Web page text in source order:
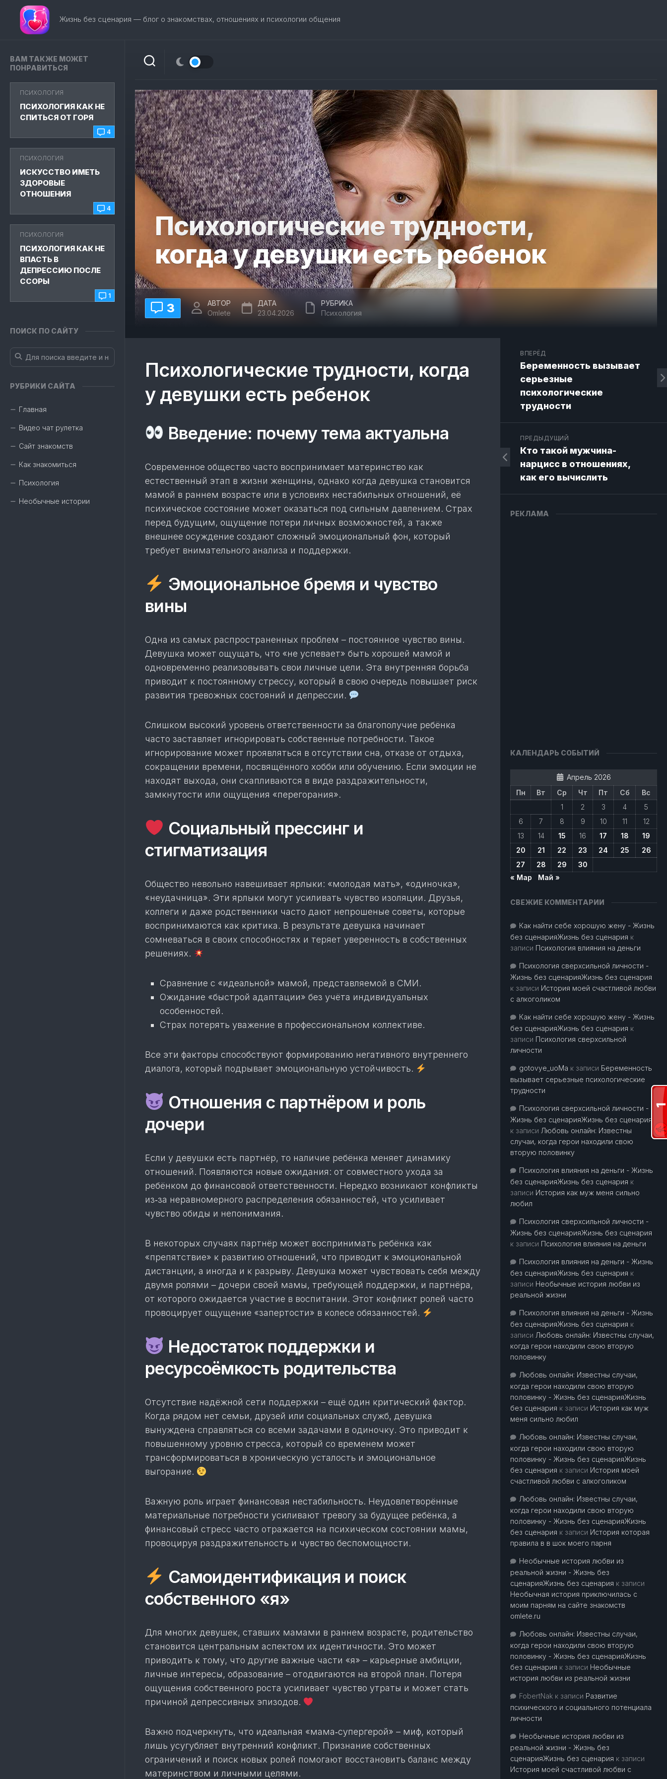
Перейти
содержанию
Жизнь без сценария — блог о знакомствах, отношениях и психологии общения
ВАМ ТАКЖЕ МОЖЕТ
ПОНРАВИТЬСЯ
4
ПСИХОЛОГИЯ
ПСИХОЛОГИЯ КАК НЕ
СПИТЬСЯ ОТ ГОРЯ
4
ПСИХОЛОГИЯ
ИСКУССТВО ИМЕТЬ
ЗДОРОВЫЕ
ОТНОШЕНИЯ
1
ПСИХОЛОГИЯ
ПСИХОЛОГИЯ КАК НЕ
ВПАСТЬ В
ДЕПРЕССИЮ ПОСЛЕ
ССОРЫ
ПОИСК ПО САЙТУ
РУБРИКИ САЙТА
Главная
Видео чат рулетка
Сайт знакомств
Как знакомиться
Психология
Необычные истории
Психологические трудности,
когда у девушки есть ребенок
3
АВТОР
Omlete
ДАТА
23.04.2026
РУБРИКА
Психология
Психологические трудности, когда
у девушки есть ребенок
Введение: почему тема актуальна
Современное общество часто воспринимает материнство как
естественный этап в жизни женщины, однако когда девушка становится
мамой в раннем возрасте или в условиях нестабильных отношений, её
психическое состояние может оказаться под сильным давлением. Страх
перед будущим, ощущение потери личных возможностей, а также
внешнее осуждение создают сложный эмоциональный фон, который
требует внимательного анализа и поддержки.
Эмоциональное бремя и чувство
вины
Одна из самых распространенных проблем – постоянное чувство вины.
Девушка может ощущать, что «не успевает» быть хорошей мамой и
одновременно реализовывать свои личные цели. Эта внутренняя борьба
приводит к постоянному стрессу, который в свою очередь повышает риск
развития тревожных состояний и депрессии.
Слишком высокий уровень ответственности за благополучие ребёнка
часто заставляет игнорировать собственные потребности. Такое
игнорирование может проявляться в отсутствии сна, отказе от отдыха,
сокращении времени, посвящённого хобби или обучению. Если эмоции не
находят выхода, они скапливаются в виде раздражительности,
замкнутости или ощущения «перегорания».
Социальный прессинг и
стигматизация
Общество невольно навешивает ярлыки: «молодая мать», «одиночка»,
«неудачница». Эти ярлыки могут усиливать чувство изоляции. Друзья,
коллеги и даже родственники часто дают непрошеные советы, которые
воспринимаются как критика. В результате девушка начинает
сомневаться в своих способностях и теряет уверенность в собственных
решениях.
Сравнение с «идеальной» мамой, представляемой в СМИ.
Ожидание «быстрой адаптации» без учёта индивидуальных
особенностей.
Страх потерять уважение в профессиональном коллективе.
Все эти факторы способствуют формированию негативного внутреннего
диалога, который подрывает эмоциональную устойчивость.
Отношения с партнёром и роль
дочери
Если у девушки есть партнёр, то наличие ребёнка меняет динамику
отношений. Появляются новые ожидания: от совместного ухода за
ребёнком до финансовой ответственности. Нередко возникают конфликты
из‑за неравномерного распределения обязанностей, что усиливает
чувство обиды и непонимания.
В некоторых случаях партнёр может воспринимать ребёнка как
«препятствие» к развитию отношений, что приводит к эмоциональной
дистанции, а иногда и к разрыву. Девушка может чувствовать себя между
двумя ролями – дочери своей мамы, требующей поддержки, и партнёра,
от которого ожидается участие в воспитании. Этот конфликт ролей часто
провоцирует ощущение «запертости» в колесе обязанностей.
Недостаток поддержки и
ресурсоёмкость родительства
Отсутствие надёжной сети поддержки – ещё один критический фактор.
Когда рядом нет семьи, друзей или социальных служб, девушка
вынуждена справляться со всеми задачами в одиночку. Это приводит к
повышенному уровню стресса, который со временем может
трансформироваться в хроническую усталость и эмоциональное
выгорание.
Важную роль играет финансовая нестабильность. Неудовлетворённые
материальные потребности усиливают тревогу за будущее ребёнка, а
финансовый стресс часто отражается на психическом состоянии мамы,
провоцируя раздражительность и чувство беспомощности.
Самоидентификация и поиск
собственного «я»
Для многих девушек, ставших мамами в раннем возрасте, родительство
становится центральным аспектом их идентичности. Это может
приводить к тому, что другие важные части «я» – карьерные амбиции,
личные интересы, образование – отодвигаются на второй план. Потеря
ощущения собственного роста усиливает чувство утраты и может стать
причиной депрессивных эпизодов.
Важно подчеркнуть, что идеальная «мама‑супергерой» – миф, который
лишь усугубляет внутренний конфликт. Признание собственных
ограничений и поиск новых ролей помогают восстановить баланс между
материнством и личными целями.
ВПЕРЁД
Беременность вызывает
серьезные
психологические
трудности
ПРЕДЫДУЩИЙ
Кто такой мужчина-
нарцисс в отношениях,
как его вычислить
РЕКЛАМА
КАЛЕНДАРЬ СОБЫТИЙ
Апрель 2026
Пн
Вт Ср Чт Пт Сб
Вс
1
2 3 4
5
6
7 8 9 10 11
12
13
14 15 16 17 18
19
20
21 22 23 24 25
26
27
28 29
30
« Мар
Май »
СВЕЖИЕ КОММЕНТАРИИ
Как найти себе хорошую жену - Жизнь
без сценарияЖизнь без сценария к
записи Психология влияния на деньги
Психология сверхсильной личности -
Жизнь без сценарияЖизнь без сценария
к записи История моей счастливой любви
с алкоголиком
Как найти себе хорошую жену - Жизнь
без сценарияЖизнь без сценария к
записи Психология сверхсильной
личности
gotovye_uoMa к записи Беременность
вызывает серьезные психологические
трудности
Психология сверхсильной личности -
Жизнь без сценарияЖизнь без сценария
к записи Любовь онлайн: Известны
случаи, когда герои находили свою
вторую половинку
Психология влияния на деньги - Жизнь
без сценарияЖизнь без сценария к
записи История как муж меня сильно
любил
Психология сверхсильной личности -
Жизнь без сценарияЖизнь без сценария
к записи Психология влияния на деньги
Психология влияния на деньги - Жизнь
без сценарияЖизнь без сценария к
записи Необычные история любви из
реальной жизни
Психология влияния на деньги - Жизнь
без сценарияЖизнь без сценария к
записи Любовь онлайн: Известны случаи,
когда герои находили свою вторую
половинку
Любовь онлайн: Известны случаи,
когда герои находили свою вторую
половинку - Жизнь без сценарияЖизнь
без сценария к записи История как муж
меня сильно любил
Любовь онлайн: Известны случаи,
когда герои находили свою вторую
половинку - Жизнь без сценарияЖизнь
без сценария к записи История моей
счастливой любви с алкоголиком
Любовь онлайн: Известны случаи,
когда герои находили свою вторую
половинку - Жизнь без сценарияЖизнь
без сценария к записи История которая
правила в в шок моего парня
Необычные история любви из
реальной жизни - Жизнь без
сценарияЖизнь без сценария к записи
Необычная история приключилась с
моим парням на сайте знакомств
omlete.ru
Любовь онлайн: Известны случаи,
когда герои находили свою вторую
половинку - Жизнь без сценарияЖизнь
без сценария к записи Необычные
история любви из реальной жизни
FobertNak к записи Развитие
психического и социального потенциала
личности
Необычные история любви из
реальной жизни - Жизнь без
сценарияЖизнь без сценария к записи
История моей счастливой любви с